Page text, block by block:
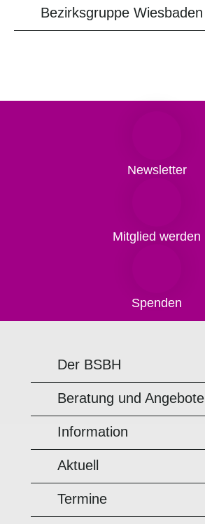
Bezirksgruppe Wiesbaden
Newsletter
Mitglied werden
Spenden
Der BSBH
Beratung und Angebote
Information
Aktuell
Termine